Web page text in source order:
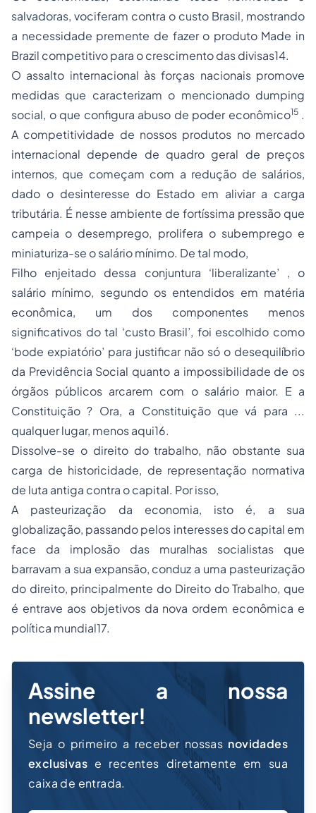
salvadoras, vociferam contra o custo Brasil, mostrando
a necessidade premente de fazer o produto Made in
Brazil competitivo para o crescimento das divisas14.
O assalto internacional às forças nacionais promove
medidas que caracterizam o mencionado dumping
social, o que configura abuso de poder econômico15.
A competitividade de nossos produtos no mercado
internacional depende de quadro geral de preços
internos, que começam com a redução de salários,
dado o desinteresse do Estado em aliviar a carga
tributária. É nesse ambiente de fortíssima pressão que
campeia o desemprego, prolifera o subemprego e
miniaturiza-se o salário mínimo. De tal modo,
Filho enjeitado dessa conjuntura ‘liberalizante’ , o
salário mínimo, segundo os entendidos em matéria
econômica, um dos componentes menos
significativos do tal ‘custo Brasil’, foi escolhido como
‘bode expiatório’ para justificar não só o desequilíbrio
da Previdência Social quanto a impossibilidade de os
órgãos públicos arcarem com o salário maior. E a
Constituição ? Ora, a Constituição que vá para ...
qualquer lugar, menos aqui16.
Dissolve-se o direito do trabalho, não obstante sua
carga de historicidade, de representação normativa
de luta antiga contra o capital. Por isso,
A pasteurização da economia, isto é, a sua
globalização, passando pelos interesses do capital em
face da implosão das muralhas socialistas que
barravam a sua expansão, conduz a uma pasteurização
do direito, principalmente do Direito do Trabalho, que
é entrave aos objetivos da nova ordem econômica e
política mundial17.
Assine a nossa
newsletter!
Seja o primeiro a receber nossas novidades
exclusivas e recentes diretamente em sua
caixa de entrada.